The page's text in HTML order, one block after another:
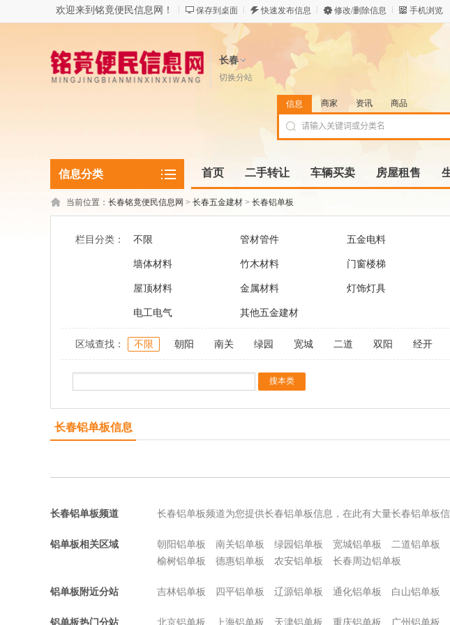
欢迎来到铭竟便民信息网！ 保存到桌面 快速发布信息 修改/删除信息 手机浏览
长春
切换分站
信息 商家 资讯 商品
信息分类 首页 二手转让 车辆买卖 房屋租售
当前位置： 长春铭竟便民信息网 > 长春五金建材 > 长春铝单板
栏目分类： 不限 管材管件 五金电料
墙体材料 竹木材料 门窗楼梯
屋顶材料 金属材料 灯饰灯具
电工电气 其他五金建材
区域查找： 不限 朝阳 南关 绿园 宽城 二道 双阳 经开
长春铝单板信息
长春铝单板频道 长春铝单板频道为您提供长春铝单板信息，在此有大量长春铝单板
铝单板相关区域 朝阳铝单板 南关铝单板 绿园铝单板 宽城铝单板 二道铝单板
榆树铝单板
德惠铝单板 农安铝单板 长春周边铝单板
铝单板附近分站 吉林铝单板 四平铝单板 辽源铝单板 通化铝单板 白山铝单板
铝单板热门分站 北京铝单板 上海铝单板 天津铝单板 重庆铝单板 广州铝单板